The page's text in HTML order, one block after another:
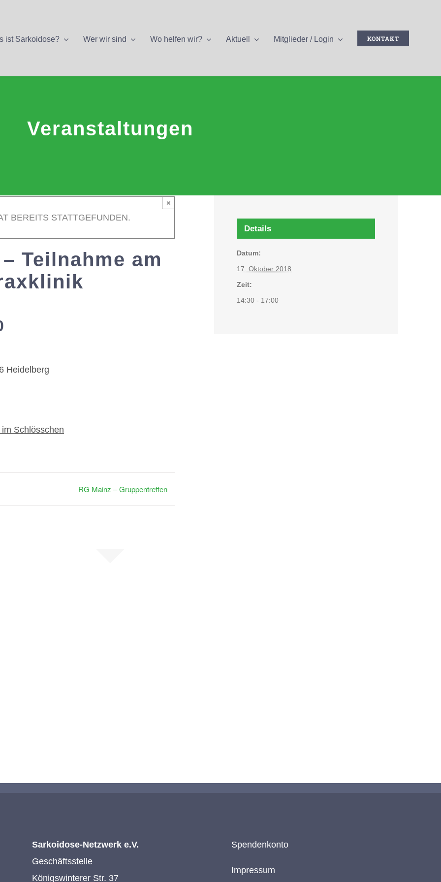
ist Sarkoidose? Wer wir sind Wo helfen wir? Aktuell Mitglieder / Login KONTAKT
Veranstaltungen
BEREITS STATTGEFUNDEN.
×
Teilnahme am
Heidelberg
Schlösschen
RG Mainz – Gruppentreffen
Details
Datum:
17. Oktober 2018
Zeit:
14:30 - 17:00
Sarkoidose-Netzwerk e.V.
Geschäftsstelle
Königswinterer Str. 37
Spendenkonto
Impressum